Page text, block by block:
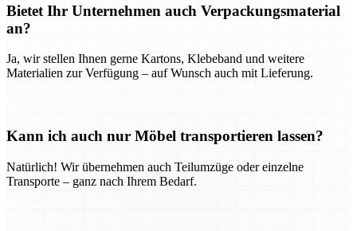
Bietet Ihr Unternehmen auch Verpackungsmaterial
an?
Ja, wir stellen Ihnen gerne Kartons, Klebeband und weitere
Materialien zur Verfügung – auf Wunsch auch mit Lieferung.
Kann ich auch nur Möbel transportieren lassen?
Natürlich! Wir übernehmen auch Teilumzüge oder einzelne
Transporte – ganz nach Ihrem Bedarf.